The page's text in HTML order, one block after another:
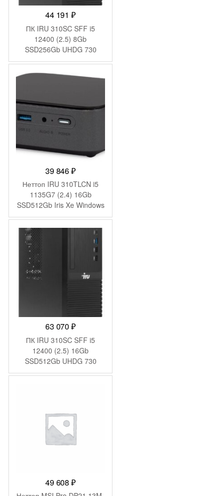
44 191₽
ПК IRU 310SC SFF i5
12400 (2.5) 8Gb
SSD256Gb UHDG 730
Windows 11 Pro GbitEth
39 846₽
Неттоп IRU 310TLCN i5
1135G7 (2.4) 16Gb
SSD512Gb Iris Xe Windows
11 Pro GbitEth WiFi BT
черный (1975176)
63 070₽
ПК IRU 310SC SFF i5
12400 (2.5) 16Gb
SSD512Gb UHDG 730
Windows 11 Pro GbitEth
49 608₽